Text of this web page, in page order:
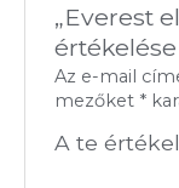
„Everest
Az e-mail
mezőket *
A te